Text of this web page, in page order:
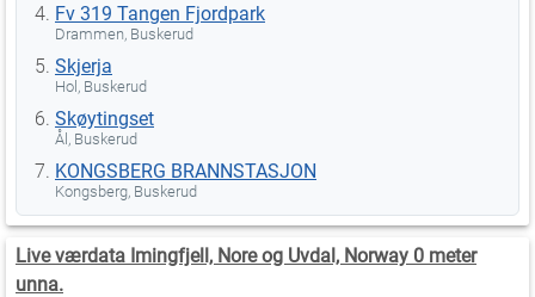
Fv 319 Tangen Fjordpark
Drammen, Buskerud
Skjerja
Hol, Buskerud
Skøytingset
Ål, Buskerud
KONGSBERG BRANNSTASJON
Kongsberg, Buskerud
Live værdata Imingfjell, Nore og Uvdal, Norway 0 meter
unna.